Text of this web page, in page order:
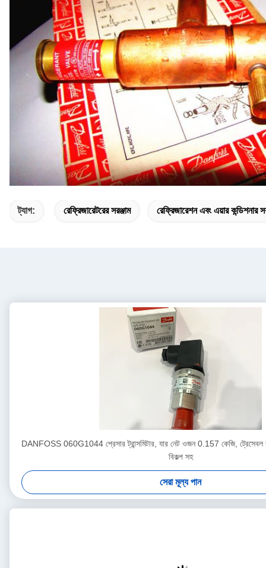
ট্যাগ: রেফ্রিজারেটরের সরঞ্জাম রেফ্রিজারেশন এবং এয়ার কন্ডিশনার
DANFOSS 060G1044 প্রেসার ট্রান্সমিটার, যার নেট ওজন 0.157 কেজি, ট্রেসেবল
বিকল্প সহ
সেরা মূল্য পান